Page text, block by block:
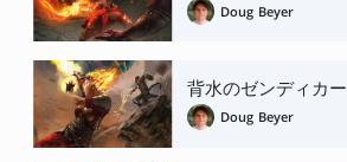
Doug Beyer
背水のゼンディカー
Doug Beyer